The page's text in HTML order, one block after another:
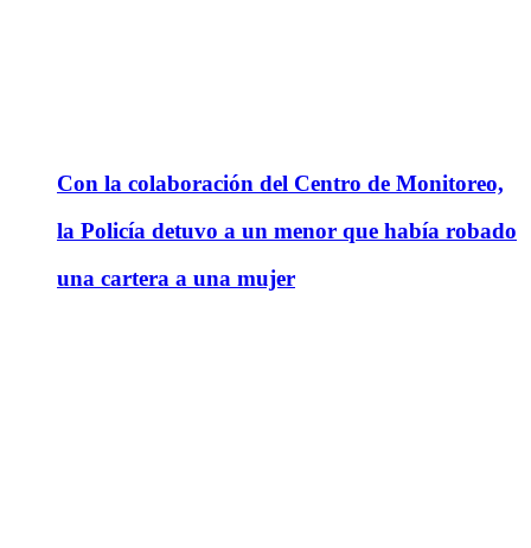
Con la colaboración del Centro de Monitoreo,
la Policía detuvo a un menor que había robado
una cartera a una mujer